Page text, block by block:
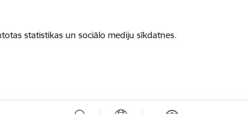
statistikas un sociālo mediju sīkdatnes.